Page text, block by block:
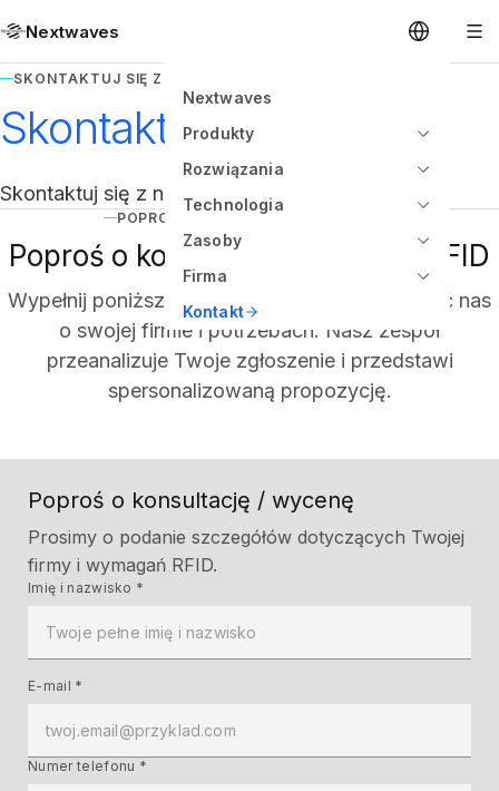
Nextwaves
Nextwaves
Produkty
Rozwiązania
Technologia
Zasoby
Firma
Kontakt
SKONTAKTUJ SIĘ Z NAMI
Skontaktuj się z nami
Skontaktuj się z naszym zespołem.
POPROŚ O KONSULTACJĘ / WYCENĘ
Poproś o konsultację / wycenę RFID
Wypełnij poniższy formularz, aby poinformować nas
o swojej firmie i potrzebach. Nasz zespół
przeanalizuje Twoje zgłoszenie i przedstawi
spersonalizowaną propozycję.
Poproś o konsultację / wycenę
Prosimy o podanie szczegółów dotyczących Twojej
firmy i wymagań RFID.
Imię i nazwisko *
E-mail *
Numer telefonu *